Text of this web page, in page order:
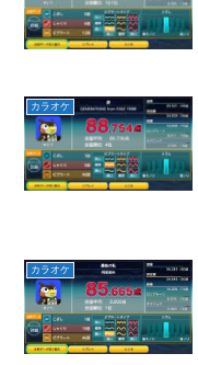
カラオケ
カラオケ